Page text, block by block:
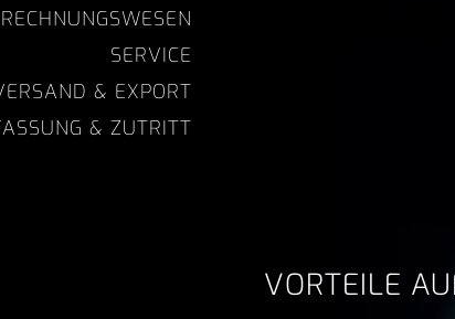
RECHNUNGSWESEN
SERVICE
& EXPORT
& ZUTRITT
VORTEILE